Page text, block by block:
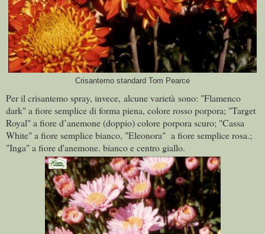
Crisantemo standard Tom Pearce
Per il crisantemo spray, invece, alcune varietà sono: "Flamenco
dark" a fiore semplice di forma piena, colore rosso porpora; "Target
Royal" a fiore d’anemone (doppio) colore porpora scuro; "Cassa
White" a fiore semplice bianco, "Eleonora" a fiore semplice rosa.;
"Inga" a fiore d'anemone. bianco e centro giallo.